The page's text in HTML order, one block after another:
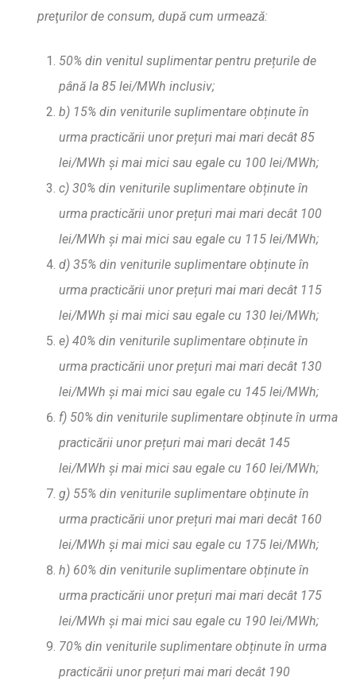
preturilor de consum, după cum urmează:
50% din venitul suplimentar pentru prețurile de
până la 85 lei/MWh inclusiv;
b) 15% din veniturile suplimentare obținute în
urma practicării unor prețuri mai mari decât 85
lei/MWhși mai mici sau egale cu 100 lei/MWh;
c) 30% din veniturile suplimentare obținute în
urma practicării unor prețuri mai mari decât 100
lei/MWhși mai mici sau egale cu 115 lei/MWh;
d) 35% din veniturile suplimentare obținute în
urma practicării unor prețuri mai mari decât 115
lei/MWhși mai mici sau egale cu 130 lei/MWh;
e) 40% din veniturile suplimentare obținute în
urma practicării unor prețuri mai mari decât 130
lei/MWhși mai mici sau egale cu 145 lei/MWh;
f) 50% din veniturile suplimentare obținute în urma
practicării unor prețuri mai mari decât 145
lei/MWhși mai mici sau egale cu 160 lei/MWh;
g) 55% din veniturile suplimentare obținute în
urma practicării unor prețuri mai mari decât 160
lei/MWhși mai mici sau egale cu 175 lei/MWh;
h) 60% din veniturile suplimentare obținute în
urma practicării unor prețuri mai mari decât 175
lei/MWh si mai mici sau egale cu 190 lei/MWh;
70% din veniturile suplimentare obținute în urma
practicării unor prețuri mai mari decât 190